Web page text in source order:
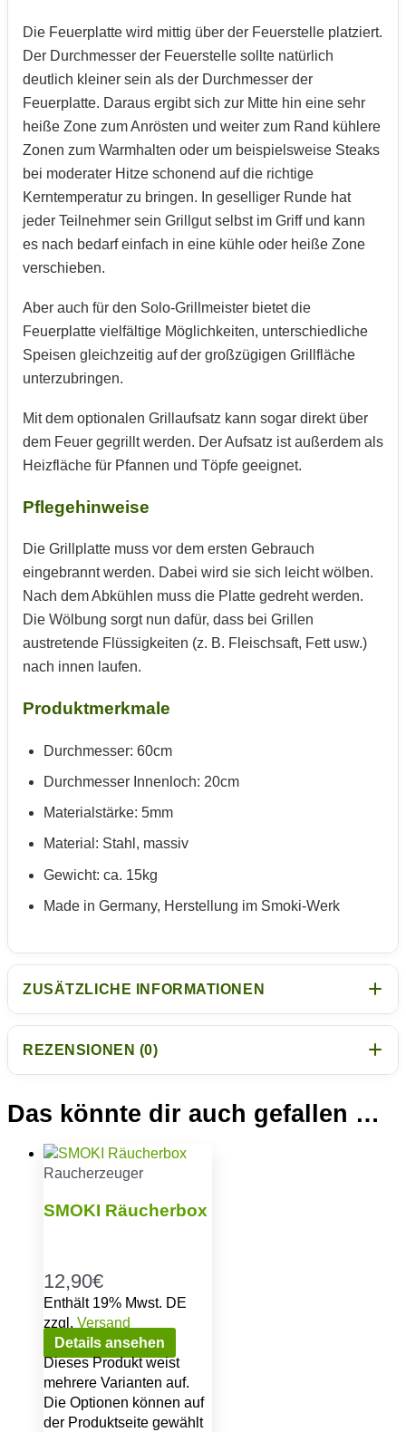
Die Feuerplatte wird mittig über der Feuerstelle platziert.
Der Durchmesser der Feuerstelle sollte natürlich
deutlich kleiner sein als der Durchmesser der
Feuerplatte. Daraus ergibt sich zur Mitte hin eine sehr
heiße Zone zum Anrösten und weiter zum Rand kühlere
Zonen zum Warmhalten oder um beispielsweise Steaks
bei moderater Hitze schonend auf die richtige
Kerntemperatur zu bringen. In geselliger Runde hat
jeder Teilnehmer sein Grillgut selbst im Griff und kann
es nach bedarf einfach in eine kühle oder heiße Zone
verschieben.
Aber auch für den Solo-Grillmeister bietet die
Feuerplatte vielfältige Möglichkeiten, unterschiedliche
Speisen gleichzeitig auf der großzügigen Grillfläche
unterzubringen.
Mit dem optionalen Grillaufsatz kann sogar direkt über
dem Feuer gegrillt werden. Der Aufsatz ist außerdem als
Heizfläche für Pfannen und Töpfe geeignet.
Pflegehinweise
Die Grillplatte muss vor dem ersten Gebrauch
eingebrannt werden. Dabei wird sie sich leicht wölben.
Nach dem Abkühlen muss die Platte gedreht werden.
Die Wölbung sorgt nun dafür, dass bei Grillen
austretende Flüssigkeiten (z. B. Fleischsaft, Fett usw.)
nach innen laufen.
Produktmerkmale
Durchmesser: 60cm
Durchmesser Innenloch: 20cm
Materialstärke: 5mm
Material: Stahl, massiv
Gewicht: ca. 15kg
Made in Germany, Herstellung im Smoki-Werk
ZUSÄTZLICHE INFORMATIONEN
REZENSIONEN (0)
Das könnte dir auch gefallen …
Raucherzeuger
SMOKI Räucherbox
12,90€
Enthält 19% Mwst. DE
zzgl. Versand
Details ansehen
Dieses Produkt weist
mehrere Varianten auf.
Die Optionen können auf
der Produktseite gewählt